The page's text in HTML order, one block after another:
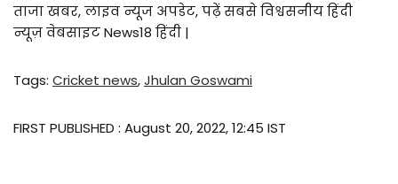
ताजा खबर, लाइव न्यूज अपडेट, पढ़ें सबसे विश्वसनीय हिंदी
न्यूज़ वेबसाइट News18 हिंदी |
Tags: Cricket news,Jhulan Goswami
FIRST PUBLISHED : August 20, 2022, 12:45 IST